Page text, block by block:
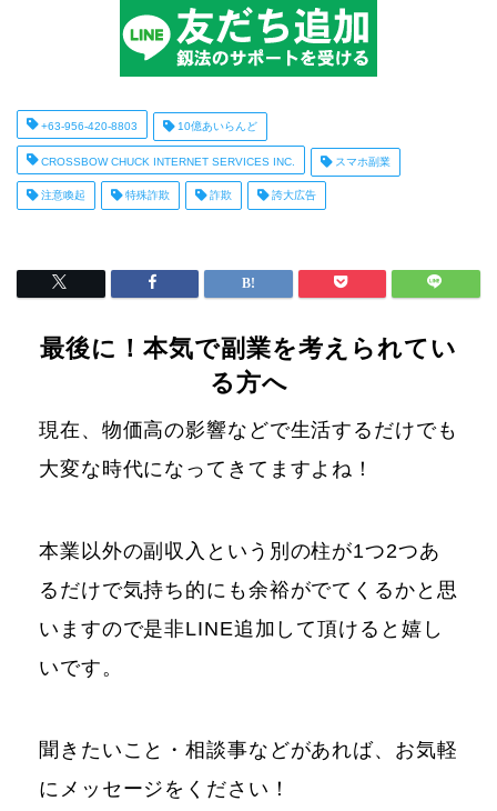
+63-956-420-8803 10億あいらんど
CROSSBOW CHUCK INTERNET SERVICES INC. スマホ副業
注意喚起 特殊詐欺 詐欺 誇大広告
最後に！本気で副業を考えられてい
る方へ
現在、物価高の影響などで生活するだけでも
大変な時代になってきてますよね！
本業以外の副収入という別の柱が1つ2つあ
るだけで気持ち的にも余裕がでてくるかと思
いますので是非LINE追加して頂けると嬉し
いです。
聞きたいこと・相談事などがあれば、お気軽
にメッセージをください！